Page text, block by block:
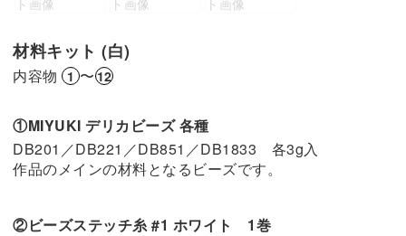
材料キット (白)
内容物 1 〜12
①MIYUKI デリカビーズ 各種
DB201／DB221／DB851／DB1833 各3g入
作品のメインの材料となるビーズです。
②ビーズステッチ糸 #1 ホワイト 1巻